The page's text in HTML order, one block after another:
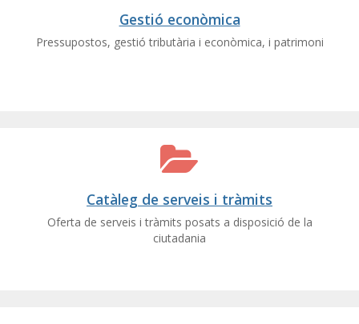
Gestió econòmica
Pressupostos, gestió tributària i econòmica, i patrimoni
Catàleg de serveis i tràmits
Oferta de serveis i tràmits posats a disposició de la
ciutadania